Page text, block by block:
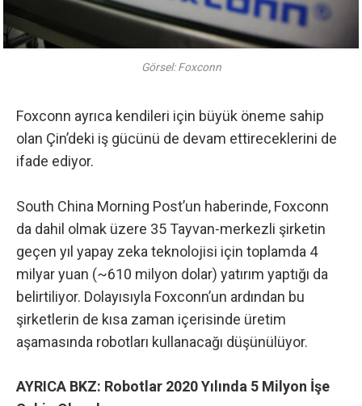
Görsel: Foxconn
Foxconn ayrıca kendileri için büyük öneme sahip
olan Çin’deki iş gücünü de devam ettireceklerini de
ifade ediyor.
South China Morning Post’un haberinde, Foxconn
da dahil olmak üzere 35 Tayvan-merkezli şirketin
geçen yıl yapay zeka teknolojisi için toplamda 4
milyar yuan (~610 milyon dolar) yatırım yaptığı da
belirtiliyor. Dolayısıyla Foxconn’un ardından bu
şirketlerin de kısa zaman içerisinde üretim
aşamasında robotları kullanacağı düşünülüyor.
AYRICA BKZ: Robotlar 2020 Yılında 5 Milyon İşe